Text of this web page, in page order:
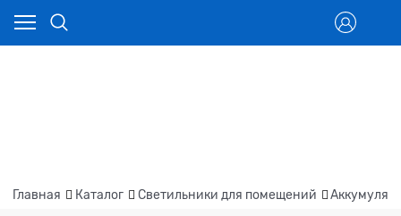
Главная Каталог Светильники для помещений